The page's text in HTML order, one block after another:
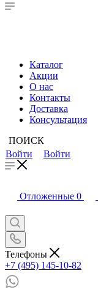
Каталог
Акции
О нас
Контакты
Доставка
Консультация
ПОИСК
Войти
Войти
Отложенные 0
Телефоны
+7 (495) 145-10-82